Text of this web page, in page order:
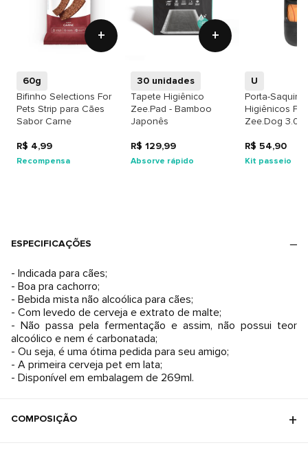
+
60g
Bifinho Selections For
Pets Strip para Cães
Sabor Carne
R$ 4,99
Recompensa
+
30 unidades
Tapete Higiênico
Zee.Pad - Bamboo
Japonês
R$ 129,99
Absorve rápido
U
Porta-
Higiênicos
Zee.Dog 3.0
R$ 54,90
Kit passeio
ESPECIFICAÇÕES
- Indicada para cães;
- Boa pra cachorro;
- Bebida mista não alcoólica para cães;
- Com levedo de cerveja e extrato de malte;
- Não passa pela fermentação e assim, não possui teor
alcoólico e nem é carbonatada;
- Ou seja, é uma ótima pedida para seu amigo;
- A primeira cerveja pet em lata;
- Disponível em embalagem de 269ml.
COMPOSIÇÃO